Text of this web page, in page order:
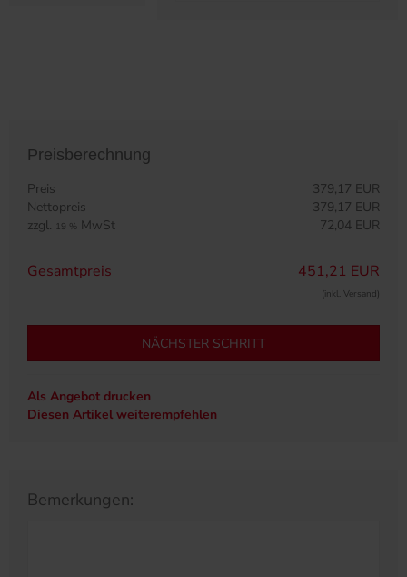
Preisberechnung
Preis
379,17 EUR
Nettopreis
379,17 EUR
zzgl. 19 % MwSt 72,04 EUR
Gesamtpreis 451,21 EUR
(inkl. Versand)
NÄCHSTER SCHRITT
Als Angebot drucken
Diesen Artikel weiterempfehlen
Bemerkungen: